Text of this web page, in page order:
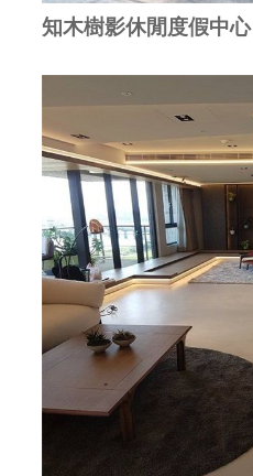
知木樹影休閒度假中心